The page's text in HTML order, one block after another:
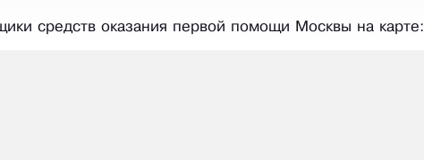
средств оказания первой помощи Москвы на карте: